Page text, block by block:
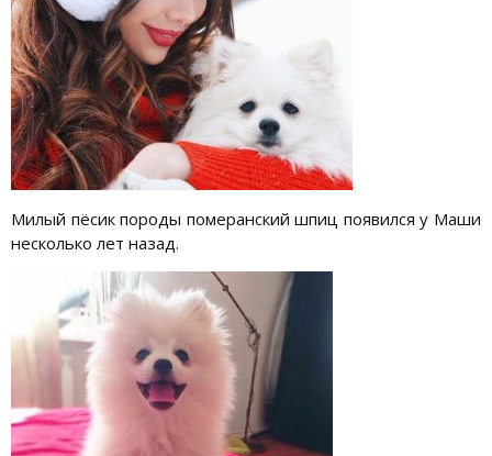
Милый пёсик породы померанский шпиц появился у Маши
несколько лет назад.